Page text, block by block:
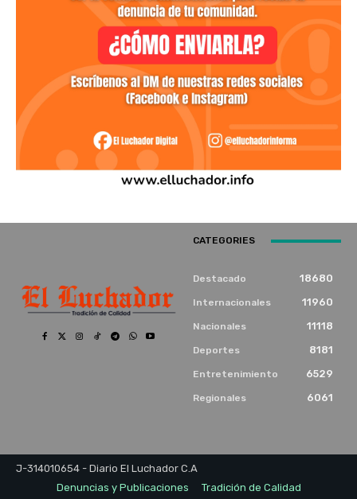
CATEGORIES
Destacado 18680
Internacionales 11960
Nacionales 11118
Deportes 8181
Entretenimiento 6529
Regionales 6061
J-314010654 - Diario El Luchador C.A
Denuncias y Publicaciones
Tradición de Calidad